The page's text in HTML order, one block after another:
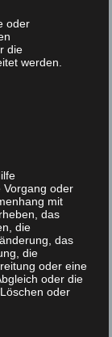
oder
die
werden.
Vorgang oder
mit
das
die
das
die
oder eine
oder die
oder